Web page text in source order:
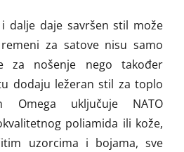
dalje daje savršen stil može
za satove nisu samo
za nošenje nego također
dodaju ležeran stil za toplo
Omega uključuje NATO
poliamida ili kože,
uzorcima i bojama, sve